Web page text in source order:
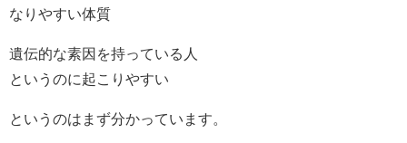
なりやすい体質
遺伝的な素因を持っている人
というのに起こりやすい
というのはまず分かっています。